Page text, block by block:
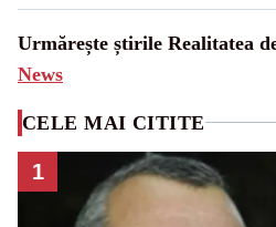
Urmărește știrile Realitatea
News
CELE MAI CITITE
1